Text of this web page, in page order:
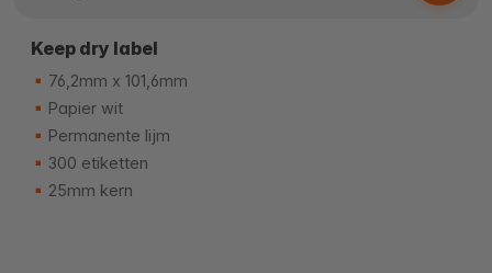
Keep dry label
76,2mm x 101,6mm
Papier wit
Permanente lijm
300 etiketten
25mm kern